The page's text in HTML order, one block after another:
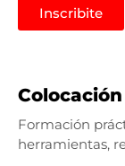
Inscribite
Formación
herramientas,